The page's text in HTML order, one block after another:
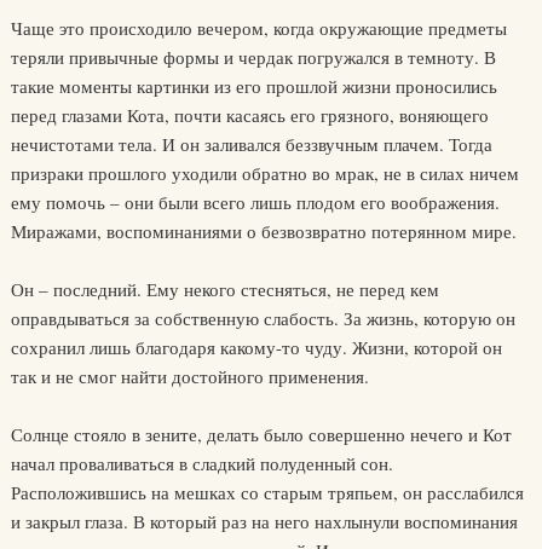
Чаще это происходило вечером, когда окружающие предметы
теряли привычные формы и чердак погружался в темноту. В
такие моменты картинки из его прошлой жизни проносились
перед глазами Кота, почти касаясь его грязного, воняющего
нечистотами тела. И он заливался беззвучным плачем. Тогда
призраки прошлого уходили обратно во мрак, не в силах ничем
ему помочь – они были всего лишь плодом его воображения.
Миражами, воспоминаниями о безвозвратно потерянном мире.
Он – последний. Ему некого стесняться, не перед кем
оправдываться за собственную слабость. За жизнь, которую он
сохранил лишь благодаря какому-то чуду. Жизни, которой он
так и не смог найти достойного применения.
Солнце стояло в зените, делать было совершенно нечего и Кот
начал проваливаться в сладкий полуденный сон.
Расположившись на мешках со старым тряпьем, он расслабился
и закрыл глаза. В который раз на него нахлынули воспоминания